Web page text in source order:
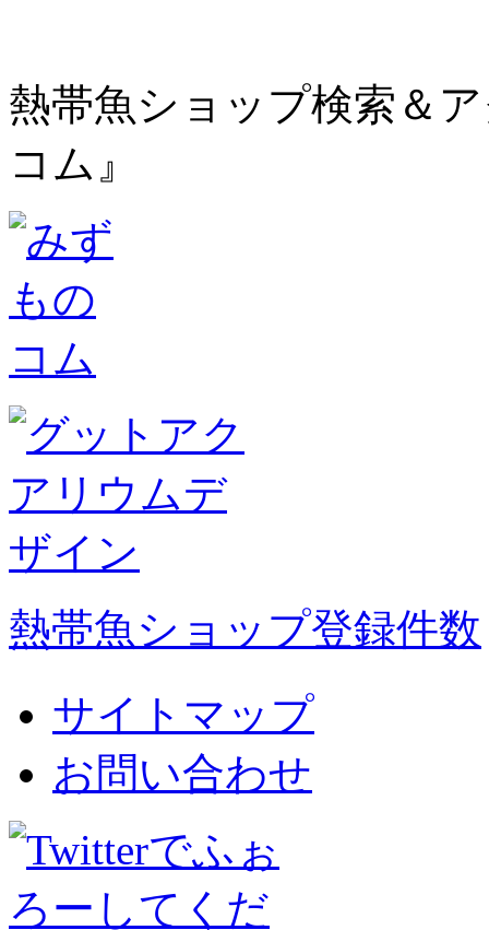
熱帯魚ショップ検索＆
コム』
熱帯魚ショップ登録件数
サイトマップ
お問い合わせ